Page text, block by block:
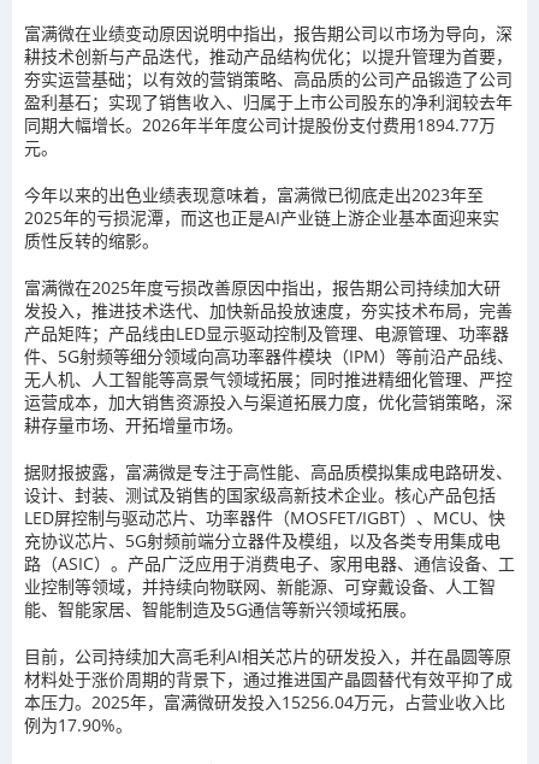
富满微在业绩变动原因说明中指出，报告期公司以市场为导向，深
耕技术创新与产品迭代，推动产品结构优化；以提升管理为首要，
夯实运营基础；以有效的营销策略、高品质的公司产品锻造了公司
盈利基石；实现了销售收入、归属于上市公司股东的净利润较去年
同期大幅增长。2026年半年度公司计提股份支付费用1894.77万
元。
今年以来的出色业绩表现意味着，富满微已彻底走出2023年至
2025年的亏损泥潭，而这也正是AI产业链上游企业基本面迎来实
质性反转的缩影。
富满微在2025年度亏损改善原因中指出，报告期公司持续加大研
发投入，推进技术迭代、加快新品投放速度，夯实技术布局，完善
产品矩阵；产品线由LED显示驱动控制及管理、电源管理、功率器
件、5G射频等细分领域向高功率器件模块（IPM）等前沿产品线、
无人机、人工智能等高景气领域拓展；同时推进精细化管理、严控
运营成本，加大销售资源投入与渠道拓展力度，优化营销策略，深
耕存量市场、开拓增量市场。
据财报披露，富满微是专注于高性能、高品质模拟集成电路研发、
设计、封装、测试及销售的国家级高新技术企业。核心产品包括
LED屏控制与驱动芯片、功率器件（MOSFET/IGBT）、MCU、快
充协议芯片、5G射频前端分立器件及模组，以及各类专用集成电
路（ASIC）。产品广泛应用于消费电子、家用电器、通信设备、工
业控制等领域，并持续向物联网、新能源、可穿戴设备、人工智
能、智能家居、智能制造及5G通信等新兴领域拓展。
目前，公司持续加大高毛利AI相关芯片的研发投入，并在晶圆等原
材料处于涨价周期的背景下，通过推进国产晶圆替代有效平抑了成
本压力。2025年，富满微研发投入15256.04万元，占营业收入比
例为17.90%。